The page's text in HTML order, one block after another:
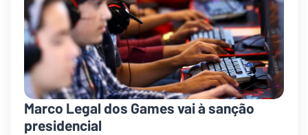
Marco Legal dos Games vai à sanção
presidencial